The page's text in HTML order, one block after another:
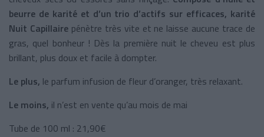
beurre de karité et d’un trio d’actifs sur efficaces, karité
Nuit Capillaire pénètre très vite et ne laisse aucune trace de
gras, quel bonheur ! Dès la première nuit le cheveu est plus
brillant, plus doux et facile à dompter.
Le plus, le parfum infusion de fleur d’oranger, très relaxant.
Le moins, il n’est en vente qu’au mois de mai
Tube de 100 ml : 21,90€